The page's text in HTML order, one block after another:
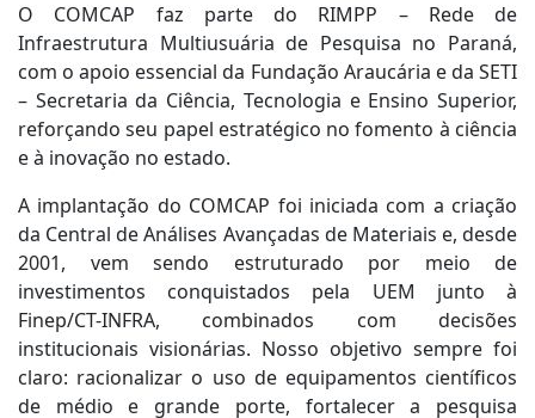
O COMCAP faz parte do RIMPP – Rede de
Infraestrutura Multiusuária de Pesquisa no Paraná,
com o apoio essencial da Fundação Araucária e da SETI
– Secretaria da Ciência, Tecnologia e Ensino Superior,
reforçando seu papel estratégico no fomento à ciência
e à inovação no estado.
A implantação do COMCAP foi iniciada com a criação
da Central de Análises Avançadas de Materiais e, desde
2001, vem sendo estruturado por meio de
investimentos conquistados pela UEM junto à
Finep/CT-INFRA, combinados com decisões
institucionais visionárias. Nosso objetivo sempre foi
claro: racionalizar o uso de equipamentos científicos
de médio e grande porte, fortalecer a pesquisa